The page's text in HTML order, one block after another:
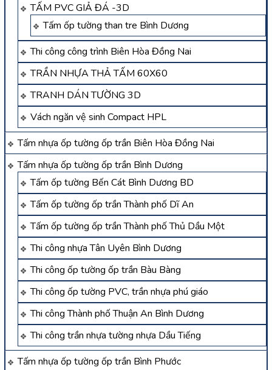
TẤM PVC GIẢ ĐÁ -3D
Tấm ốp tường than tre Bình Dương
Thi công công trình Biên Hòa Đồng Nai
TRẦN NHỰA THẢ TẤM 60X60
TRANH DÁN TƯỜNG 3D
Vách ngăn vệ sinh Compact HPL
Tấm nhựa ốp tường ốp trần Biên Hòa Đồng Nai
Tấm nhựa ốp tường ốp trần Bình Dương
Tấm ốp tường Bến Cát Bình Dương BD
Tấm ốp tường ốp trần Thành phố Dĩ An
Tấm ốp tường ốp trần Thành phố Thủ Dầu Một
Thi công nhựa Tân Uyên Bình Dương
Thi công ốp tường ốp trần Bàu Bàng
Thi công ốp tường PVC, trần nhựa phú giáo
Thi công Thành phố Thuận An Bình Dương
Thi công trần nhựa tường nhựa Dầu Tiếng
Tấm nhựa ốp tường ốp trần Bình Phước